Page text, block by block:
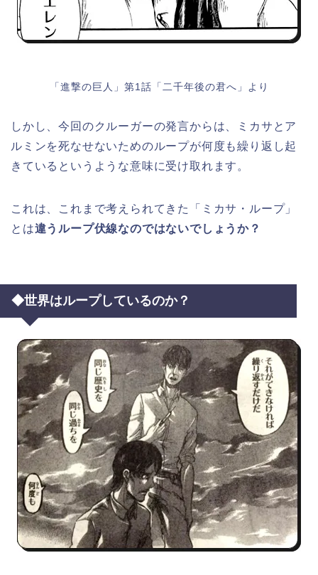
「進撃の巨人」第1話「二千年後の君へ」より
しかし、今回のクルーガーの発言からは、ミカサとア
ルミンを死なせないためのループが何度も繰り返し起
きているというような意味に受け取れます。
これは、これまで考えられてきた「ミカサ・ループ」
とは違うループ伏線なのではないでしょうか？
◆世界はループしているのか？